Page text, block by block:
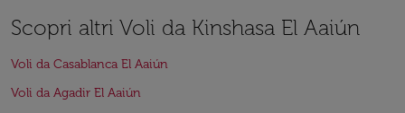
Scopri altri Voli da Kinshasa El Aaiún
Voli da Casablanca El Aaiún
Voli da Agadir El Aaiún